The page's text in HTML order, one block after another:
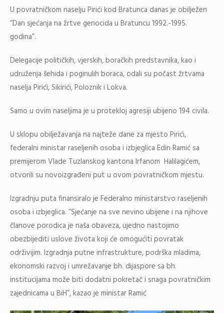
U povratničkom naselju Pirići kod Bratunca danas je obilježen
“Dan sjećanja na žrtve genocida u Bratuncu 1992.-1995.
godina”.
Delegacije političkih, vjerskih, boračkih predstavnika, kao i
udruženja šehida i poginulih boraca, odali su počast žrtvama
naselja Pirići, Sikirići, Poloznik i Lokva.
Samo u ovim naseljima je u protekloj agresiji ubijeno 194 civila.
U sklopu obilježavanja na najteže dane za mjesto Pirići,
federalni ministar raseljenih osoba i izbjeglica Edin Ramić sa
premijerom Vlade Tuzlanskog kantona Irfanom Halilagićem,
otvorili su novoizgrađeni put u ovom povratničkom mjestu.
Izgradnju puta finansiralo je Federalno ministarstvo raseljenih
osoba i izbjeglica. “Sjećanje na sve nevino ubijene i na njihove
članove porodica je naša obaveza, ujedno nastojimo
obezbijediti uslove života koji će omogućiti povratak
održivijim. Izgradnja putne infrastrukture, podrška mladima,
ekonomski razvoj i umrežavanje bh. dijaspore sa bh.
institucijama može biti dodatni pokretač i snaga povratničkim
zajednicama u BiH”, kazao je ministar Ramić